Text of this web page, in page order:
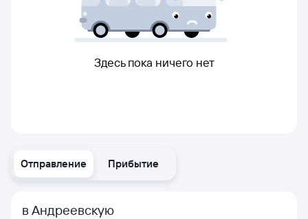
Отправление Прибытие
в Андреевскую
Здесь пока ничего нет